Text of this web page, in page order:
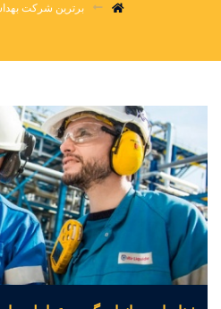
برترین شرکت بهداشت